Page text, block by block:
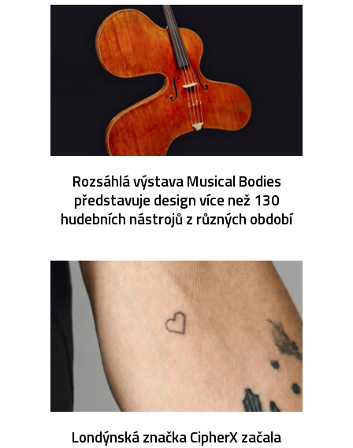
Rozsáhlá výstava Musical Bodies
představuje design více než 130
hudebních nástrojů z různých období
Londýnská značka CipherX začala